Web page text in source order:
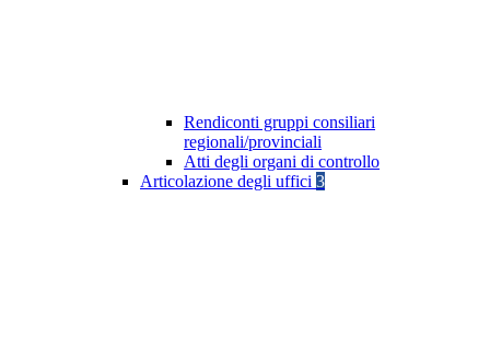
Rendiconti gruppi consiliari
regionali/provinciali
Atti degli organi di controllo
Articolazione degli uffici 3